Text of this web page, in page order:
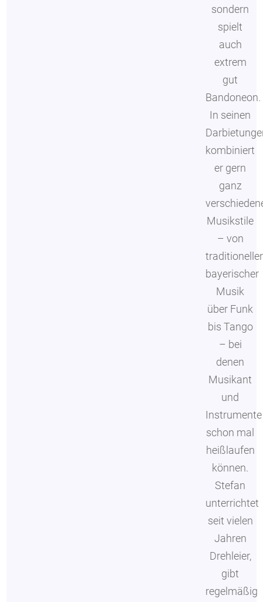
sondern
spielt
auch
extrem
gut
Bandoneon.
In seinen
kombiniert
er gern
ganz
Musikstile
– von
traditioneller
bayerischer
Musik
über Funk
bis Tango
– bei
denen
Musikant
und
Instrumente
schon mal
heißlaufen
können.
Stefan
unterrichtet
seit vielen
Jahren
Drehleier,
gibt
regelmäßig